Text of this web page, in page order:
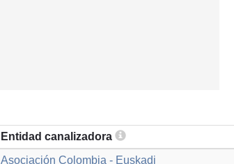
Entidad canalizadora
Asociación Colombia - Euskadi